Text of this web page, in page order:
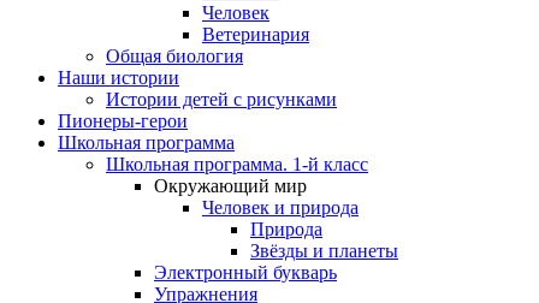
Человек
Ветеринария
Общая биология
Наши истории
Истории детей с рисунками
Пионеры-герои
Школьная программа
Школьная программа. 1-й класс
Окружающий мир
Человек и природа
Природа
Звёзды и планеты
Электронный букварь
Упражнения